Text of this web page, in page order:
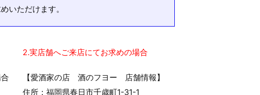
いただけます。
2.実店舗へご来店にてお求めの場合
【愛酒家の店 酒のフヨー 店舗情報】
住所：福岡県春日市千歳町1-31-1